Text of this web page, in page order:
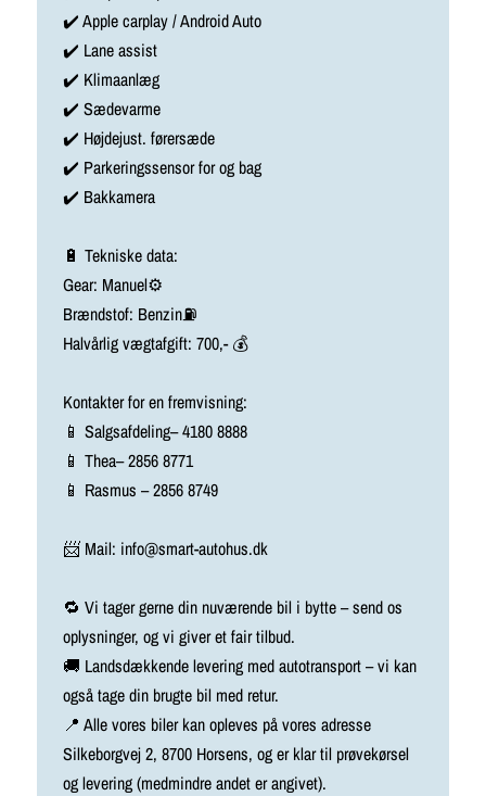
✔️ Apple carplay / Android Auto
✔️ Lane assist
✔️ Klimaanlæg
✔️ Sædevarme
✔️ Højdejust. førersæde
✔️ Parkeringssensor for og bag
✔️ Bakkamera
🔋 Tekniske data:
Gear: Manuel⚙️
Brændstof: Benzin⛽️
Halvårlig vægtafgift: 700,- 💰
Kontakter for en fremvisning:
📱 Salgsafdeling– 4180 8888
📱 Thea– 2856 8771
📱 Rasmus – 2856 8749
📨 Mail: info@smart-autohus.dk
🔁 Vi tager gerne din nuværende bil i bytte – send os
oplysninger, og vi giver et fair tilbud.
🚚 Landsdækkende levering med autotransport – vi kan
også tage din brugte bil med retur.
📍 Alle vores biler kan opleves på vores adresse
Silkeborgvej 2, 8700 Horsens, og er klar til prøvekørsel
og levering (medmindre andet er angivet).